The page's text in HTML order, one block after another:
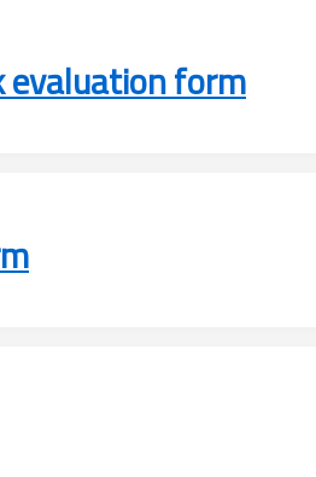
evaluation form